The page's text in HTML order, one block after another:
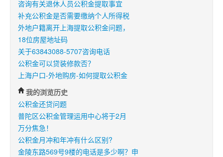
咨询有关退休人员公积金提取事宜
补充公积金是否需要缴纳个人所得税
外地户籍离开上海提取公积金问题，
18位房屋地址码
关于63843088-5707咨询电话
公积金可以贷装修款否？
上海户口-外地购房-如何提取公积金
我的浏览历史
公积金还贷问题
普陀区公积金管理运用中心将于2月
万分焦急！
公积金月冲和年冲有什么区别?
金陵东路569号9楼的电话是多少啊？申